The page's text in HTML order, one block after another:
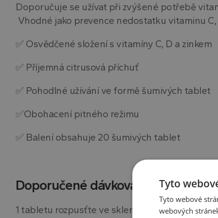
Doporučuje se užívat při zvýšené potřebě
Vhodné jako prevence nedostatku vitaminu C,
✅ Osvědčené složení s vitamíny C, D a zinkem
✅ Příjemná citrusová příchuť
✅ Pohodlné užívání ve formě šumivých tablet
✅Obohacení pitného režimu
✅ Balení obsahuje 20 šumivých tablet
Doporučené dávkování:
1 tabletu rozpusťte ve sklenici vody a vypijte.
Tyto
Tyto webové
webových